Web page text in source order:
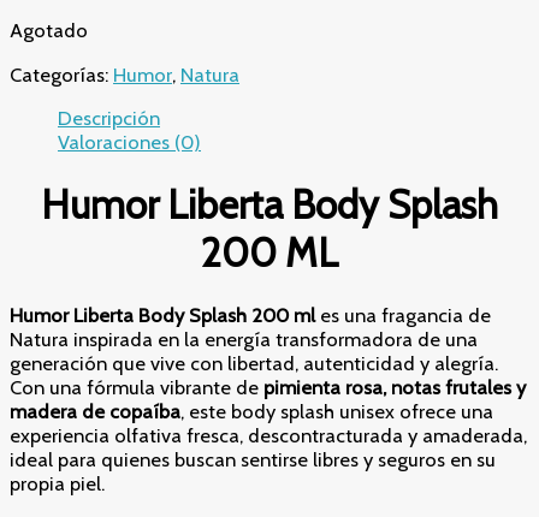
Agotado
Categorías: Humor, Natura
Descripción
Valoraciones (0)
Humor Liberta Body Splash
200 ML
Humor Liberta Body Splash 200 mles una fragancia de
Natura inspirada en la energía transformadora de una
generación que vive con libertad, autenticidad y alegría.
Con una fórmula vibrante de pimienta rosa, notas frutales y
madera de copaíba, este body splash unisex ofrece una
experiencia olfativa fresca, descontracturada y amaderada,
ideal para quienes buscan sentirse libres y seguros en su
propia piel.